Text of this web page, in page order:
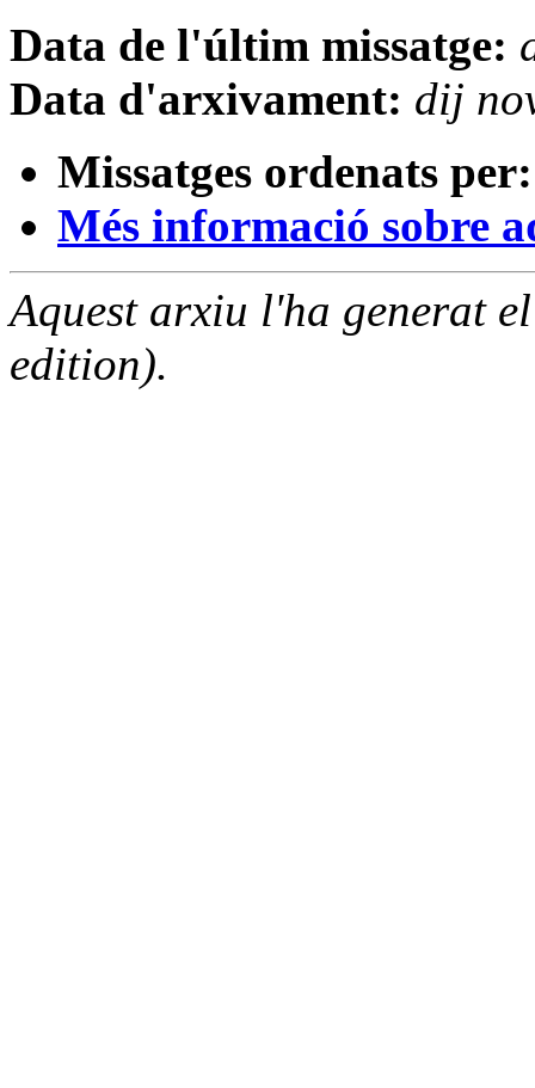
Data de l'últim missatge:
Data d'arxivament: dij
Missatges ordenats per:
Més informació sobre
Aquest arxiu l'ha generat
edition).